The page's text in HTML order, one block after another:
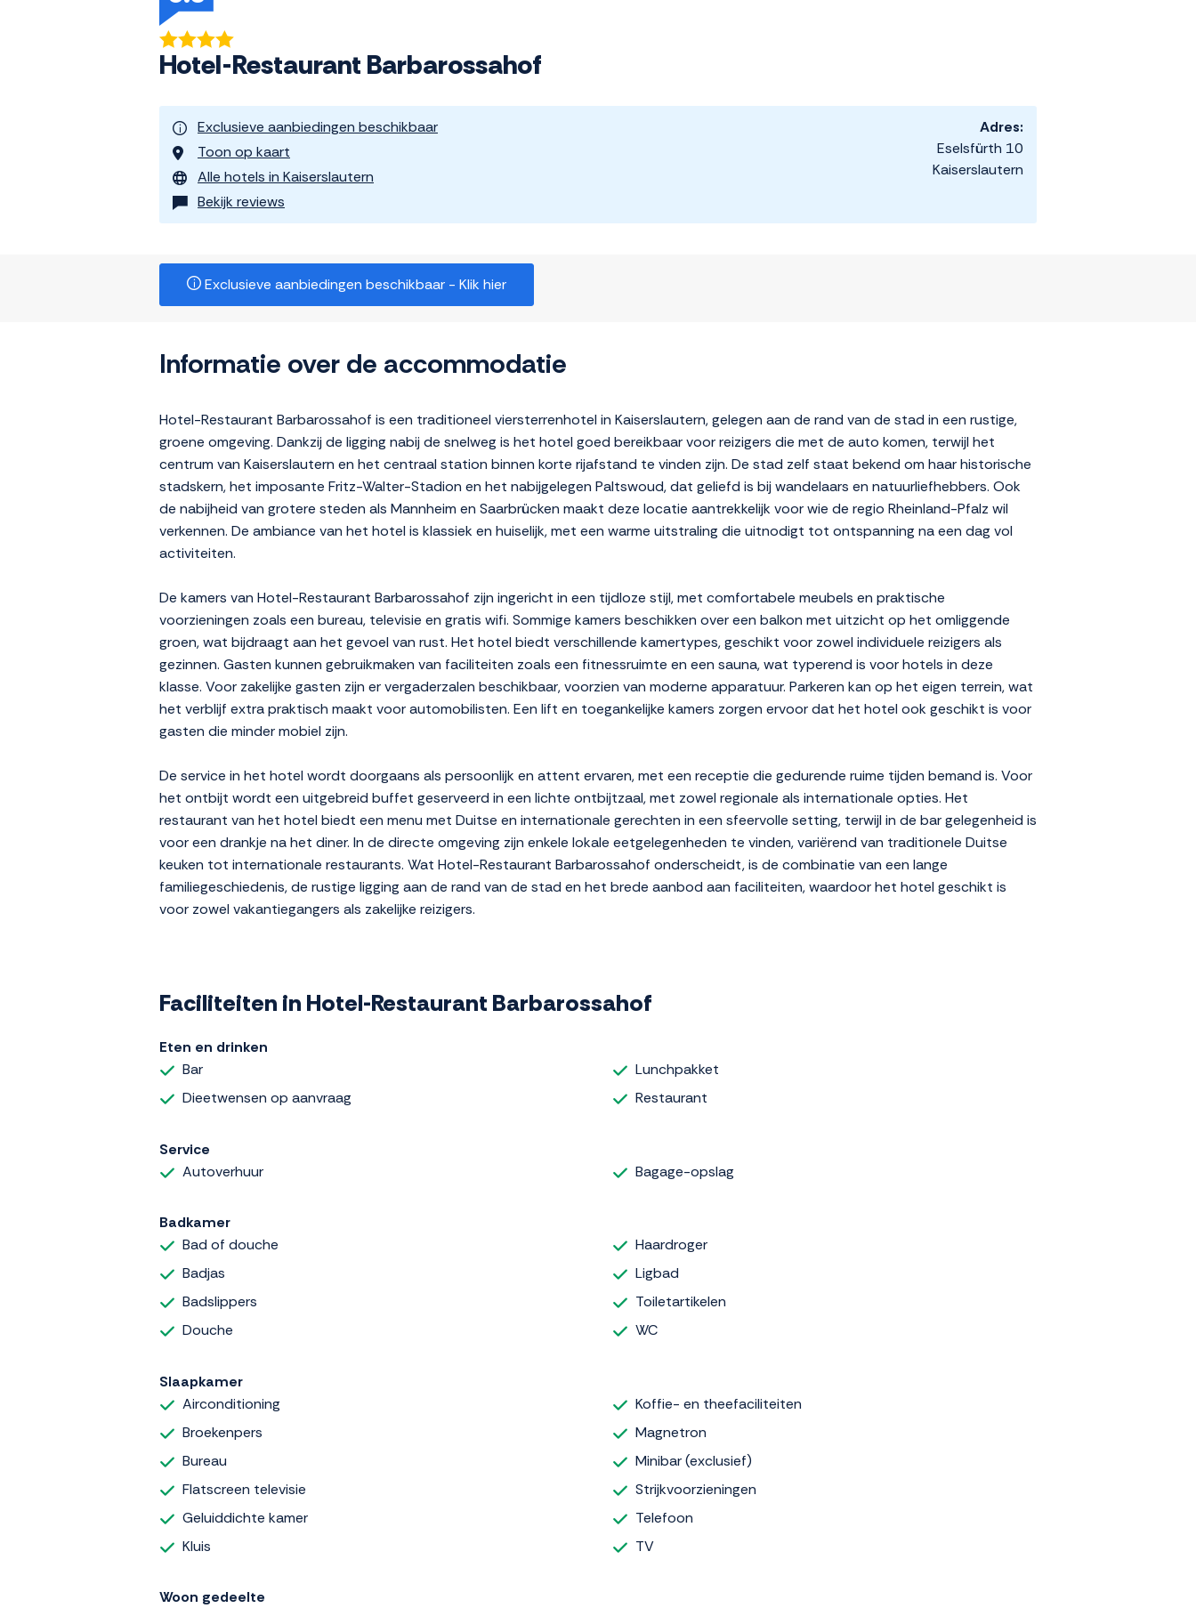
Hotel-Restaurant Barbarossahof
Exclusieve aanbiedingen beschikbaar
Toon op kaart
Alle hotels in Kaiserslautern
Bekijk reviews
Adres:
Eselsfürth 10
Kaiserslautern
Exclusieve aanbiedingen beschikbaar - Klik hier
Informatie over de accommodatie
Hotel-Restaurant Barbarossahof is een traditioneel viersterrenhotel in Kaiserslautern, gelegen aan de rand van de stad in een rustige,
groene omgeving. Dankzij de ligging nabij de snelweg is het hotel goed bereikbaar voor reizigers die met de auto komen, terwijl het
centrum van Kaiserslautern en het centraal station binnen korte rijafstand te vinden zijn. De stad zelf staat bekend om haar historische
stadskern, het imposante Fritz-Walter-Stadion en het nabijgelegen Paltswoud, dat geliefd is bij wandelaars en natuurliefhebbers. Ook
de nabijheid van grotere steden als Mannheim en Saarbrücken maakt deze locatie aantrekkelijk voor wie de regio Rheinland-Pfalz wil
verkennen. De ambiance van het hotel is klassiek en huiselijk, met een warme uitstraling die uitnodigt tot ontspanning na een dag vol
activiteiten.
De kamers van Hotel-Restaurant Barbarossahof zijn ingericht in een tijdloze stijl, met comfortabele meubels en praktische
voorzieningen zoals een bureau, televisie en gratis wifi. Sommige kamers beschikken over een balkon met uitzicht op het omliggende
groen, wat bijdraagt aan het gevoel van rust. Het hotel biedt verschillende kamertypes, geschikt voor zowel individuele reizigers als
gezinnen. Gasten kunnen gebruikmaken van faciliteiten zoals een fitnessruimte en een sauna, wat typerend is voor hotels in deze
klasse. Voor zakelijke gasten zijn er vergaderzalen beschikbaar, voorzien van moderne apparatuur. Parkeren kan op het eigen terrein, wat
het verblijf extra praktisch maakt voor automobilisten. Een lift en toegankelijke kamers zorgen ervoor dat het hotel ook geschikt is voor
gasten die minder mobiel zijn.
De service in het hotel wordt doorgaans als persoonlijk en attent ervaren, met een receptie die gedurende ruime tijden bemand is. Voor
het ontbijt wordt een uitgebreid buffet geserveerd in een lichte ontbijtzaal, met zowel regionale als internationale opties. Het
restaurant van het hotel biedt een menu met Duitse en internationale gerechten in een sfeervolle setting, terwijl in de bar gelegenheid is
voor een drankje na het diner. In de directe omgeving zijn enkele lokale eetgelegenheden te vinden, variërend van traditionele Duitse
keuken tot internationale restaurants. Wat Hotel-Restaurant Barbarossahof onderscheidt, is de combinatie van een lange
familiegeschiedenis, de rustige ligging aan de rand van de stad en het brede aanbod aan faciliteiten, waardoor het hotel geschikt is
voor zowel vakantiegangers als zakelijke reizigers.
Faciliteiten in Hotel-Restaurant Barbarossahof
Eten en drinken
Bar
Dieetwensen op aanvraag
Lunchpakket
Restaurant
Service
Autoverhuur
Bagage-opslag
Badkamer
Bad of douche
Badjas
Badslippers
Douche
Haardroger
Ligbad
Toiletartikelen
WC
Slaapkamer
Airconditioning
Broekenpers
Bureau
Flatscreen televisie
Geluiddichte kamer
Kluis
Koffie- en theefaciliteiten
Magnetron
Minibar (exclusief)
Strijkvoorzieningen
Telefoon
TV
Woon gedeelte